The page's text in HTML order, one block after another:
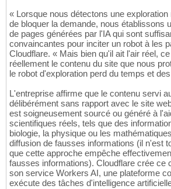
« Lorsque nous détectons une exploration
de bloquer la demande, nous établissons
de pages générées par l'IA qui sont
convaincantes pour inciter un robot à les
Cloudflare. « Mais bien qu'il ait l'air réel,
réellement le contenu du site que nous
le robot d'exploration perd du temps et
L'entreprise affirme que le contenu servi
délibérément sans rapport avec le site
est soigneusement sourcé ou généré à
scientifiques réels, tels que des
biologie, la physique ou les
diffusion de fausses informations (il n'est
que cette approche empêche
fausses informations). Cloudflare crée ce
son service Workers AI, une plateforme
exécute des tâches d'intelligence